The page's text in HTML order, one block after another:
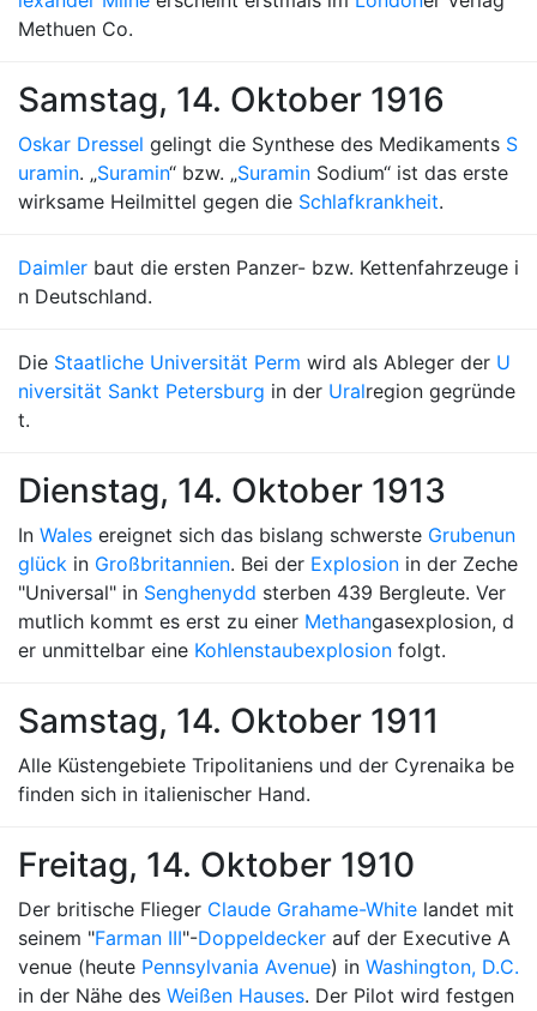
Methuen Co.
Samstag, 14. Oktober 1916
Oskar Dressel gelingt die Synthese des Medikaments S
uramin. „Suramin“ bzw. „Suramin Sodium“ ist das erste
wirksame Heilmittel gegen die Schlafkrankheit.
Daimler baut die ersten Panzer- bzw. Kettenfahrzeuge i
n Deutschland.
Die Staatliche Universität Perm wird als Ableger der U
niversität Sankt Petersburg in der Uralregion gegründe
t.
Dienstag, 14. Oktober 1913
In Wales ereignet sich das bislang schwerste Grubenun
glück in Großbritannien. Bei der Explosion in der Zeche
"Universal" in Senghenydd sterben 439 Bergleute. Ver
mutlich kommt es erst zu einer Methangasexplosion, d
er unmittelbar eine Kohlenstaubexplosion folgt.
Samstag, 14. Oktober 1911
Alle Küstengebiete Tripolitaniens und der Cyrenaika be
finden sich in italienischer Hand.
Freitag, 14. Oktober 1910
Der britische Flieger Claude Grahame-White landet mit
seinem "Farman III"-Doppeldecker auf der Executive A
venue (heute Pennsylvania Avenue) in Washington, D.C.
in der Nähe des Weißen Hauses. Der Pilot wird festgen